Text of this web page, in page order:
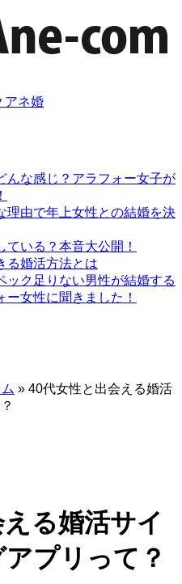
んな感じ？アラフォー女子が
理由で年上女性との結婚を決
いる？本音大公開！
る婚活方法とは
ック足りない男性が結婚する
女性に聞きました！
» 40代女性と出会える婚活
る婚活サイ
プリって？